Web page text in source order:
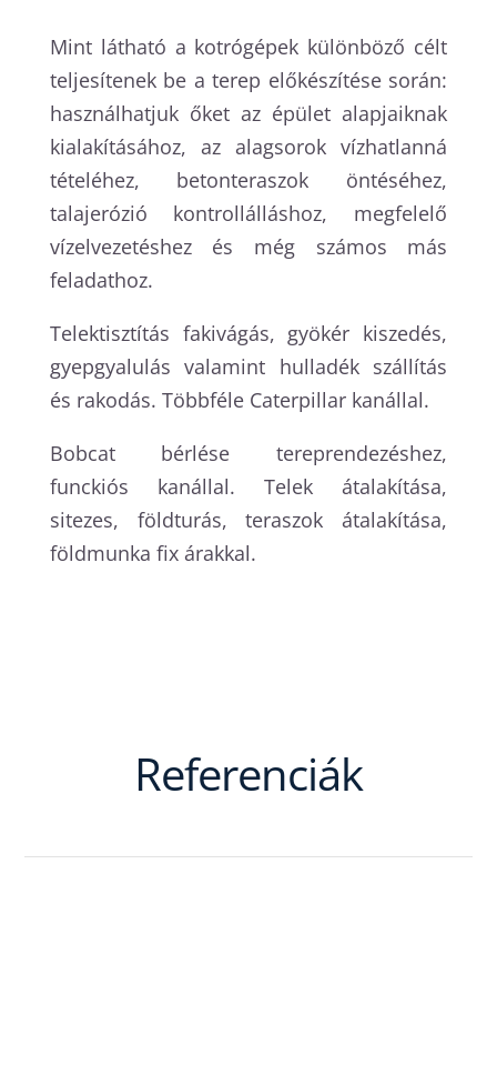
Mint látható a kotrógépek különböző célt
teljesítenek be a terep előkészítése során:
használhatjuk őket az épület alapjaiknak
kialakításához, az alagsorok vízhatlanná
tételéhez, betonteraszok öntéséhez,
talajerózió kontrollálláshoz, megfelelő
vízelvezetéshez és még számos más
feladathoz.
Telektisztítás fakivágás, gyökér kiszedés,
gyepgyalulás valamint hulladék szállítás
és rakodás. Többféle Caterpillar kanállal.
Bobcat bérlése tereprendezéshez,
funckiós kanállal. Telek átalakítása,
sitezes, földturás, teraszok átalakítása,
földmunka fix árakkal.
Referenciák